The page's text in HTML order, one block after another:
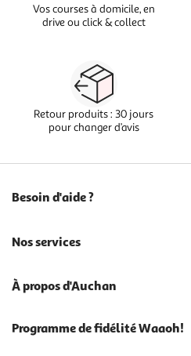
Vos courses à domicile, en
drive ou click & collect
Retour produits : 30 jours
pour changer d’avis
Besoin d'aide ?
Nos services
À propos d'Auchan
Programme de fidélité Waaoh!